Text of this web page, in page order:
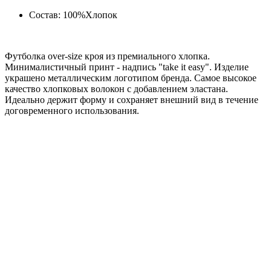
Состав: 100%Хлопок
Футболка over-size кроя из премиального хлопка.
Минималистичный принт - надпись "take it easy". Изделие
украшено металлическим логотипом бренда. Самое высокое
качество хлопковых волокон с добавлением эластана.
Идеально держит форму и сохраняет внешний вид в течение
договременного использования.